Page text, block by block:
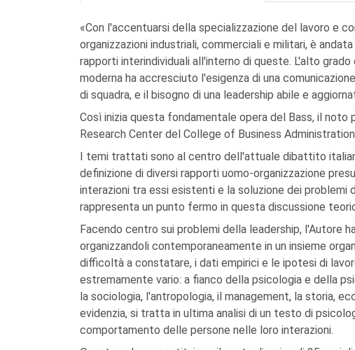
«Con l'accentuarsi della specializzazione del lavoro e
organizzazioni industriali, commerciali e militari, è
rapporti interindividuali all'interno di queste. L'alto
moderna ha accresciuto l'esigenza di una
di squadra, e il bisogno di una leadership abile e
Così inizia questa fondamentale opera del Bass, il
Research Center del College of Business
I temi trattati sono al centro dell'attuale dibattito
definizione di diversi rapporti uomo-organizzazione
interazioni tra essi esistenti e la soluzione dei problemi
rappresenta un punto fermo in questa discussione
Facendo centro sui problemi della leadership, l'Autore
organizzandoli contemporaneamente in un insieme
difficoltà a constatare, i dati empirici e le ipotesi di
estremamente vario: a fianco della psicologia e della
la sociologia, l'antropologia, il management, la storia,
evidenzia, si tratta in ultima analisi di un testo di
comportamento delle persone nelle loro interazioni.